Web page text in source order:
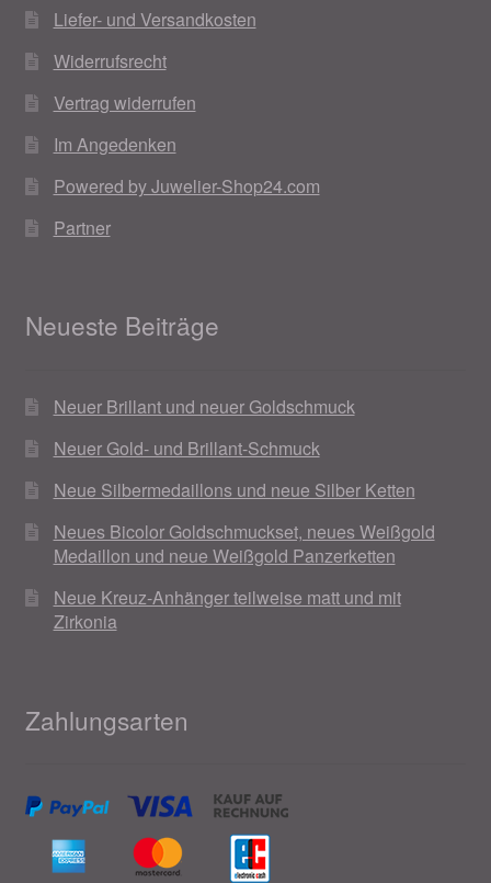
Liefer- und Versandkosten
Widerrufsrecht
Vertrag widerrufen
Im Angedenken
Powered by Juwelier-Shop24.com
Partner
Neueste Beiträge
Neuer Brillant und neuer Goldschmuck
Neuer Gold- und Brillant-Schmuck
Neue Silbermedaillons und neue Silber Ketten
Neues Bicolor Goldschmuckset, neues Weißgold
Medaillon und neue Weißgold Panzerketten
Neue Kreuz-Anhänger teilweise matt und mit
Zirkonia
Zahlungsarten